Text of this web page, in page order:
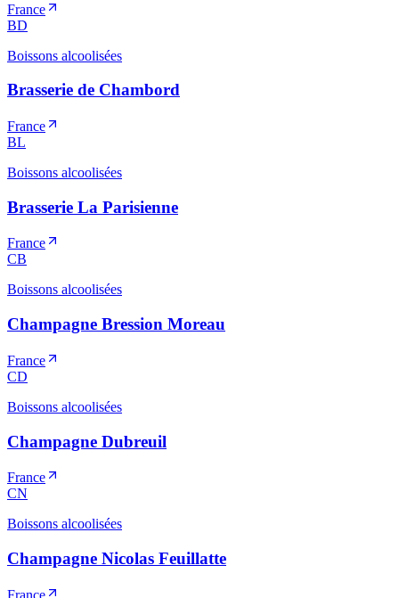
France
BD
Boissons alcoolisées
Brasserie de Chambord
France
BL
Boissons alcoolisées
Brasserie La Parisienne
France
CB
Boissons alcoolisées
Champagne Bression Moreau
France
CD
Boissons alcoolisées
Champagne Dubreuil
France
CN
Boissons alcoolisées
Champagne Nicolas Feuillatte
France